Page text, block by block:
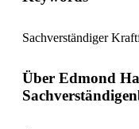
Sachverständiger
Über Edmond